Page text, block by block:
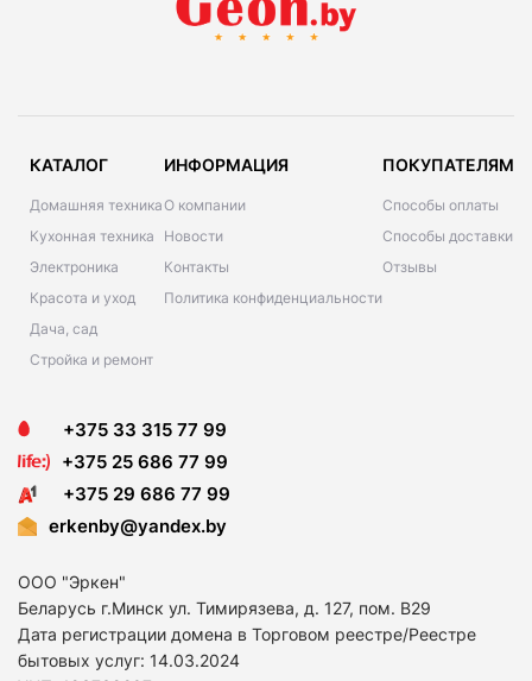
КАТАЛОГ
Домашняя техника
Кухонная техника
Электроника
Красота и уход
Дача, сад
Стройка и ремонт
ИНФОРМАЦИЯ
О компании
Новости
Контакты
Политика конфиденциальности
ПОКУПАТЕЛЯМ
Способы оплаты
Способы доставки
Отзывы
+375 33 315 77 99
+375 25 686 77 99
+375 29 686 77 99
erkenby@yandex.by
ООО "Эркен"
Беларусь г.Минск ул. Тимирязева, д. 127, пом. В29
Дата регистрации домена в Торговом реестре/Реестре
бытовых услуг: 14.03.2024